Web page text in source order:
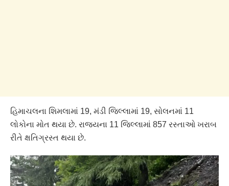
હિમાચલના શિમલામાં 19, મંડી જિલ્લામાં 19, સોલનમાં 11
લોકોના મોત થયા છે. રાજ્યના 11 જિલ્લામાં 857 રસ્તાઓ ખરાબ
રીતે ક્ષતિગ્રસ્ત થયા છે.